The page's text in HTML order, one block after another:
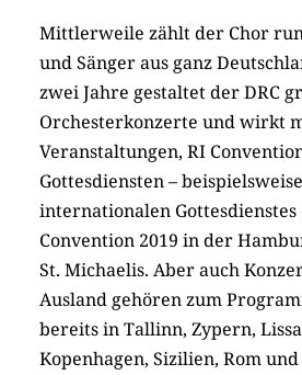
Mittlerweile zählt der Chor
und Sänger aus ganz
zwei Jahre gestaltet der DRC
Orchesterkonzerte und wirkt
Veranstaltungen, RI
Gottesdiensten –
internationalen Gottesdienstes
Convention 2019 in der
St. Michaelis. Aber auch
Ausland gehören zum
bereits in Tallinn, Zypern,
Kopenhagen, Sizilien, Rom und